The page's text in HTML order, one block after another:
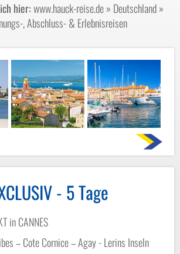
hier:www.hauck-reise.de» Deutschland»
, Abschluss- & Erlebnisreisen
- 5 Tage
in CANNES
– Cote Cornice – Agay - Lerins Inseln